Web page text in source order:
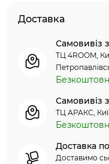
Доставка
Самовивіз
ТЦ 4ROOM,
Самовивіз
ТЦ АРАКС,
Доставка
Доставимо